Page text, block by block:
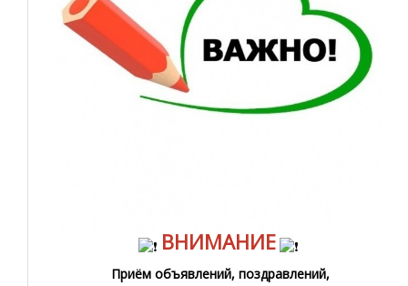
ВНИМАНИЕ
Приём объявлений, поздравлений,